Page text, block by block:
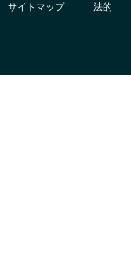
サイトマップ 法的